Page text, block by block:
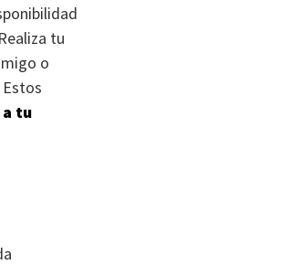
tu
o
tu